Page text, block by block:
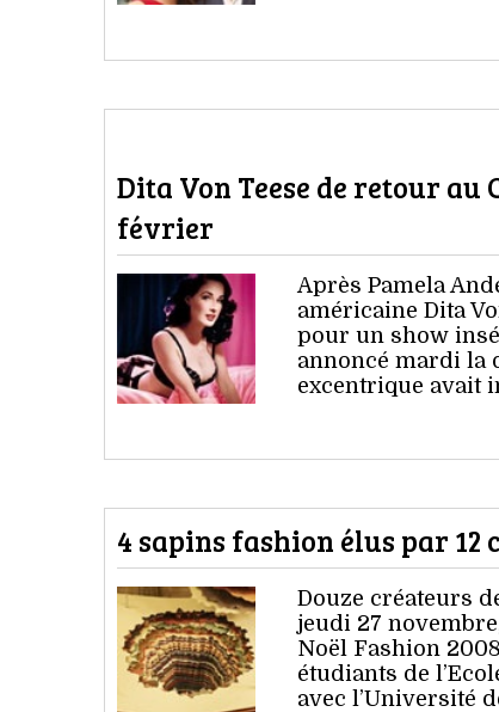
Dita Von Teese de retour au
février
Après Pamela
américaine Dita
pour un show
annoncé mardi la
excentrique avait
4 sapins fashion élus par 12
Douze créateurs
jeudi 27
Noël Fashion
étudiants de
avec l’Université